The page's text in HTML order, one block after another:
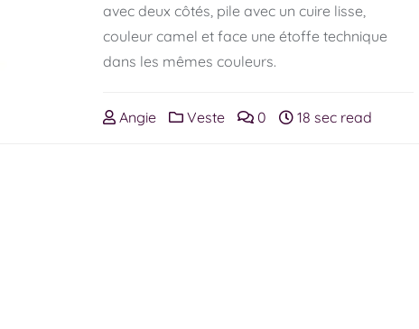
avec deux côtés, pile avec un cuire lisse,
couleur camel et face une étoffe technique
dans les mêmes couleurs.
Angie Veste 0 18 sec read